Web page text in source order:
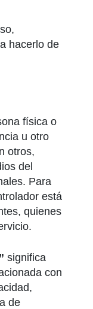
hacerlo de
física o
u otro
otros,
del
Para
está
quienes
significa
con
de